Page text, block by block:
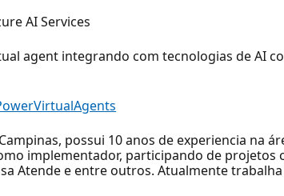
AI Services
agent integrando com tecnologias de AI
possui 10 anos de experiencia na
implementador, participando de projetos
Atende e entre outros. Atualmente